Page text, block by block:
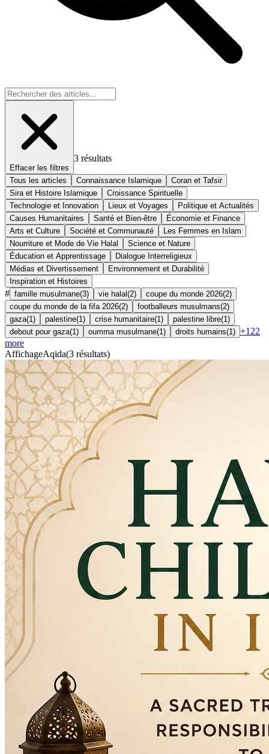
Effacer les filtres
3 résultats
Tous les articles Connaissance Islamique
Coran et Tafsir
Sira et Histoire Islamique
Croissance Spirituelle
Technologie et Innovation
Lieux et Voyages
Politique et Actualités
Causes Humanitaires
Santé et Bien-être
Économie et Finance
Arts et Culture
Société et Communauté
Les Femmes en Islam
Nourriture et Mode de Vie Halal
Science et Nature
Éducation et Apprentissage
Dialogue Interreligieux
Médias et Divertissement
Environnement et Durabilité
Inspiration et Histoires
# famille musulmane(3) vie halal (2) coupe du monde 2026(2)
coupe du monde de la fifa 2026(2) footballeurs musulmans(2)
gaza(1 ) palestine(1 ) crise humanitaire(1 ) palestine libre(1 )
debout pour gaza(1 ) oumma musulmane(1 ) droits humains(1 ) +122
more
AffichageAqida(3 résultats)